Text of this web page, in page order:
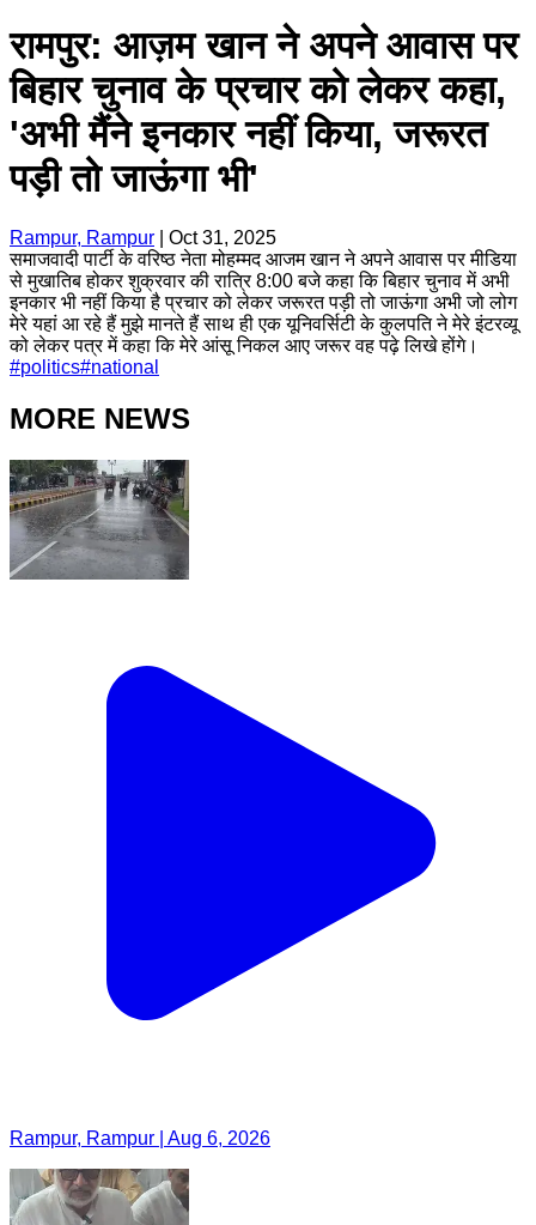
रामपुर: आज़म खान ने अपने आवास पर
बिहार चुनाव के प्रचार को लेकर कहा,
'अभी मैंने इनकार नहीं किया, जरूरत
पड़ी तो जाऊंगा भी'
Rampur, Rampur
Oct 31, 2025
समाजवादी पार्टी के वरिष्ठ नेता मोहम्मद आजम खान ने अपने आवास पर मीडिया
से मुखातिब होकर शुक्रवार की रात्रि 8:00 बजे कहा कि बिहार चुनाव में अभी
इनकार भी नहीं किया है प्रचार को लेकर जरूरत पड़ी तो जाऊंगा अभी जो लोग
मेरे यहां आ रहे हैं मुझे मानते हैं साथ ही एक यूनिवर्सिटी के कुलपति ने मेरे इंटरव्यू
को लेकर पत्र में कहा कि मेरे आंसू निकल आए जरूर वह पढ़े लिखे होंगे।
#politics#national
MORE NEWS
Rampur, Rampur | Aug 6, 2026